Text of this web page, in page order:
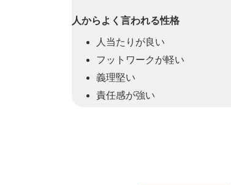
人からよく言われる性格
人当たりが良い
フットワークが軽い
義理堅い
責任感が強い